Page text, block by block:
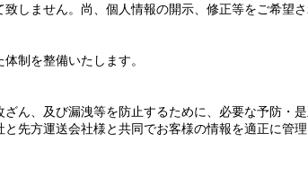
しません。尚、個人情報の開示、修正等をご希望
制を整備いたします。
、及び漏洩等を防止するために、必要な予防・
先方運送会社様と共同でお客様の情報を適正に管理